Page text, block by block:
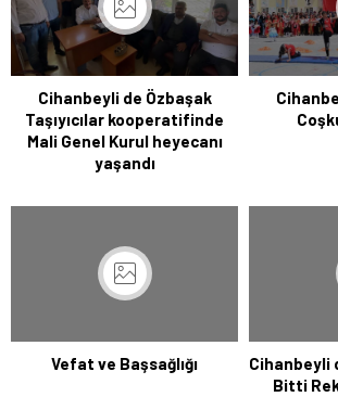
Cihanbeyli de Özbaşak
Taşıyıcılar kooperatifinde
Mali Genel Kurul heyecanı
yaşandı
Vefat ve Başsağlığı
Cihanbeyli
Bitti